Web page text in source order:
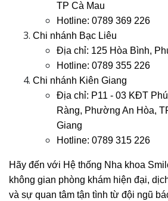
TP Cà Mau
Hotline: 0789 369 226
Chi nhánh Bạc Liêu
Địa chỉ: 125 Hòa Bình,
Hotline: 0789 355 226
Chi nhánh Kiên Giang
Địa chỉ: P11 - 03 KĐT
Ràng, Phường An Hòa,
Giang
Hotline: 0789 315 226
Hãy đến với Hệ thống Nha khoa
không gian phòng khám hiện đại,
và sự quan tâm tận tình từ đội ngũ